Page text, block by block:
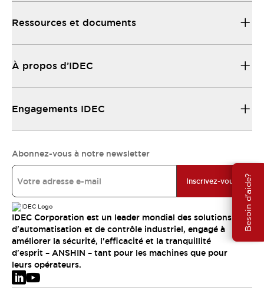
Besoin d'aide?
Ressources et documents
À propos d’IDEC
Engagements IDEC
Abonnez-vous à notre newsletter
Inscrivez-vous
IDEC Corporation est un leader mondial des solutions
d'automatisation et de contrôle industriel, engagé à
améliorer la sécurité, l'efficacité et la tranquillité
d'esprit – ANSHIN – tant pour les machines que pour
leurs opérateurs.